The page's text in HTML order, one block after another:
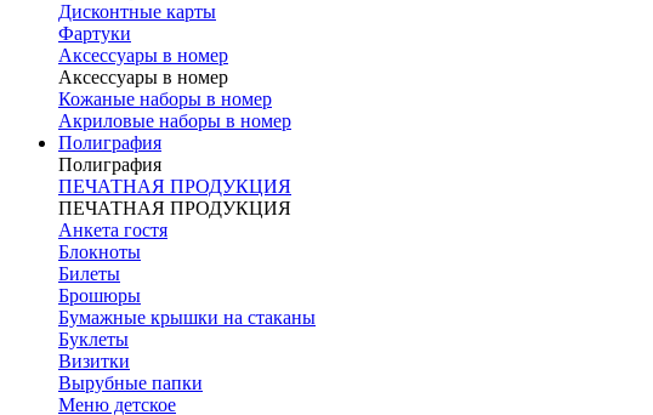
Дисконтные карты
Фартуки
Аксессуары в номер
Аксессуары в номер
Кожаные наборы в номер
Акриловые наборы в номер
Полиграфия
Полиграфия
ПЕЧАТНАЯ ПРОДУКЦИЯ
ПЕЧАТНАЯ ПРОДУКЦИЯ
Анкета гостя
Блокноты
Билеты
Брошюры
Бумажные крышки на стаканы
Буклеты
Визитки
Вырубные папки
Меню детское